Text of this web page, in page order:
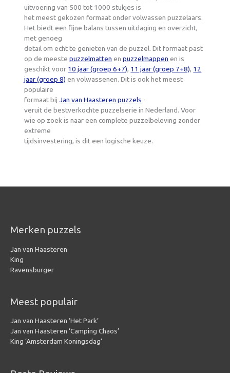
uitvoering van 500 tot 1000 stukjes is
het meest gekozen formaat onder volwassen puzzelaars.
Het biedt een fijne balans tussen uitdaging en overzicht,
met genoeg
detail om echt te genieten van de puzzel. Dit formaat past
op de meestepuzzelmatten enpuzzelmappen en is
geschikt voor 10 jaar (groep 6+7), 11 jaar (groep 7+8), 12
jaar (groep 8) en volwassenen. Dit is ook het meest
populaire
formaat bijJan van Haasteren puzzels -
veruit de bestverkochte puzzelserie in Nederland. Voor
wie op zoek is naar een complete puzzelbeleving zonder
extreme
tijdsinvestering, is dit een logische keuze.
Merken puzzels
Jan van Haasteren
King
Ravensburger
Meest populair
Jan van Haasteren ‘Het Park’
Jan van Haasteren ‘Camping Chaos’
King ‘Amsterdam Koningsdag’